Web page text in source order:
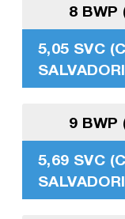
8 BWP
5,05 SVC
9 BWP
5,69 SVC